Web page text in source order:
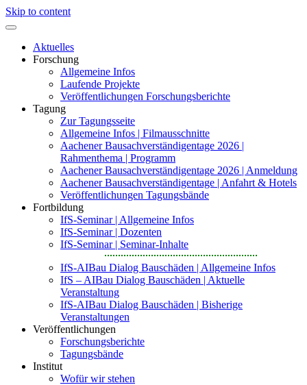
Skip to content
Aktuelles
Forschung
Allgemeine Infos
Laufende Projekte
Veröffentlichungen Forschungsberichte
Tagung
Zur Tagungsseite
Allgemeine Infos | Filmausschnitte
Aachener Bausachverständigentage 2026 |
Rahmenthema | Programm
Aachener Bausachverständigentage 2026 | Anmeldung
Aachener Bausachverständigentage | Anfahrt & Hotels
Veröffentlichungen Tagungsbände
Fortbildung
IfS-Seminar | Allgemeine Infos
IfS-Seminar | Dozenten
IfS-Seminar | Seminar-Inhalte
IfS-AIBau Dialog Bauschäden | Allgemeine Infos
IfS – AIBau Dialog Bauschäden | Aktuelle
Veranstaltung
IfS-AIBau Dialog Bauschäden | Bisherige
Veranstaltungen
Veröffentlichungen
Forschungsberichte
Tagungsbände
Institut
Wofür wir stehen